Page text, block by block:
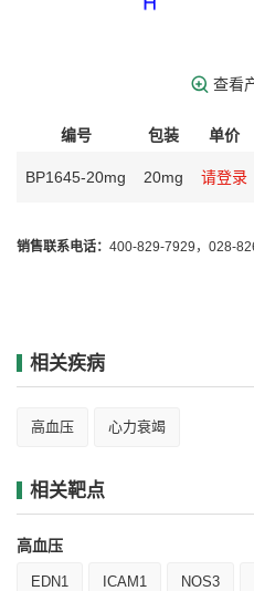
查看
编号 包装 单价
BP1645-20mg 20mg 请登录
销售联系电话： 400-829-7929，028-
相关疾病
高血压 心力衰竭
相关靶点
高血压
EDN1 ICAM1 NOS3